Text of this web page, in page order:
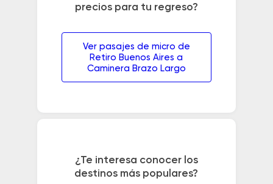
precios para tu regreso?
Ver pasajes de micro de
Retiro Buenos Aires a
Caminera Brazo Largo
¿Te interesa conocer los
destinos más populares?